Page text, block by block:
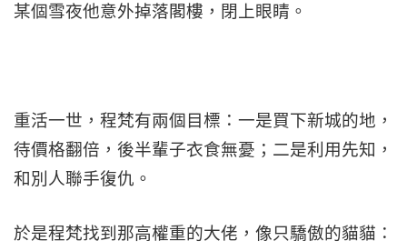
某個雪夜他意外掉落閣樓，閉上眼睛。
重活一世，程梵有兩個目標：一是買下新城的地，
待價格翻倍，後半輩子衣食無憂；二是利用先知，
和別人聯手復仇。
於是程梵找到那高權重的大佬，像只驕傲的貓貓：